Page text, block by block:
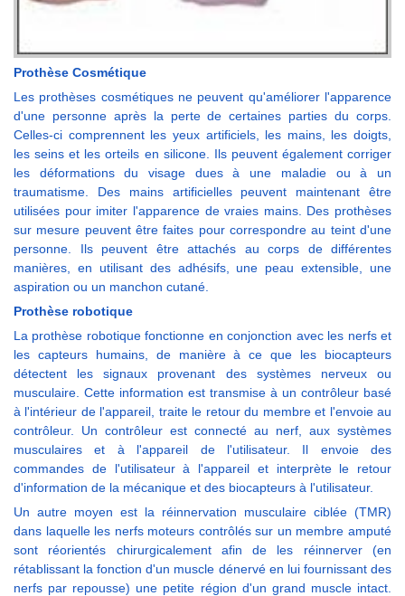
Prothèse Cosmétique
Les prothèses cosmétiques ne peuvent qu'améliorer l'apparence
d'une personne après la perte de certaines parties du corps.
Celles-ci comprennent les yeux artificiels, les mains, les doigts,
les seins et les orteils en silicone. Ils peuvent également corriger
les déformations du visage dues à une maladie ou à un
traumatisme. Des mains artificielles peuvent maintenant être
utilisées pour imiter l'apparence de vraies mains. Des prothèses
sur mesure peuvent être faites pour correspondre au teint d'une
personne. Ils peuvent être attachés au corps de différentes
manières, en utilisant des adhésifs, une peau extensible, une
aspiration ou un manchon cutané.
Prothèse robotique
La prothèse robotique fonctionne en conjonction avec les nerfs et
les capteurs humains, de manière à ce que les biocapteurs
détectent les signaux provenant des systèmes nerveux ou
musculaire. Cette information est transmise à un contrôleur basé
à l'intérieur de l'appareil, traite le retour du membre et l'envoie au
contrôleur. Un contrôleur est connecté au nerf, aux systèmes
musculaires et à l'appareil de l'utilisateur. Il envoie des
commandes de l'utilisateur à l'appareil et interprète le retour
d'information de la mécanique et des biocapteurs à l'utilisateur.
Un autre moyen est la réinnervation musculaire ciblée (TMR)
dans laquelle les nerfs moteurs contrôlés sur un membre amputé
sont réorientés chirurgicalement afin de les réinnerver (en
rétablissant la fonction d'un muscle dénervé en lui fournissant des
nerfs par repousse) une petite région d'un grand muscle intact.